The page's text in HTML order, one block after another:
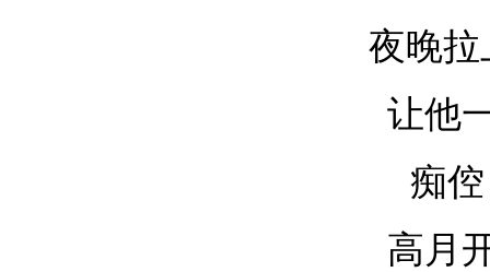
夜晚拉
让他
痴倥
高月